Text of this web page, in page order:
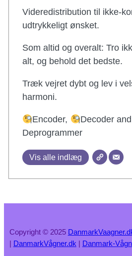
Videredistribution til ikke-
udtrykkeligt ønsket.
Som altid og overalt: Tro
alt, og behold det bedste.
Træk vejret dybt og lev i
harmoni.
Encoder,
Decoder and
Deprogrammer
Vis alle indlæg
Copyright © 2025
| DanmarkVågner.dk | Danmark-